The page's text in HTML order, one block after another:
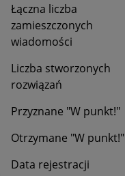
Łączna liczba
zamieszczonych
wiadomości
Liczba stworzonych
rozwiązań
Przyznane "W punkt!"
Otrzymane "W punkt!"
Data rejestracji